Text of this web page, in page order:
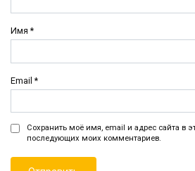
Имя*
Email*
Сохранить моё имя, email и адрес сайта в
последующих моих комментариев.